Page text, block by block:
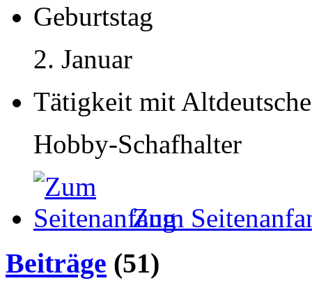
Geburtstag
2. Januar
Tätigkeit mit
Hobby-Schafhalter
Zum
Beiträge (51)